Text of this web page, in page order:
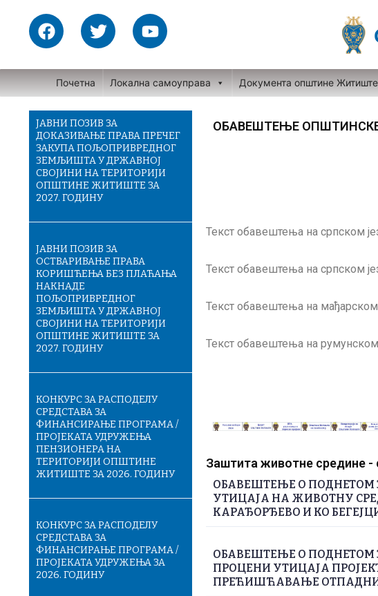
content
F
a
e
b
o
o
k
T
w
t
t
e
r
Y
o
t
u
b
Почетна Локална самоуправа Документа општине Житиште
ЈАВНИ ПОЗИВ ЗА
ДОКАЗИВАЊЕ ПРАВА ПРЕЧЕГ
ЗАКУПА ПОЉОПРИВРЕДНОГ
ЗЕМЉИШТА У ДРЖАВНОЈ
СВОЈИНИ НА ТЕРИТОРИЈИ
ОПШТИНЕ ЖИТИШТЕ ЗА
2027. ГОДИНУ
ЈАВНИ ПОЗИВ ЗА
ОСТВАРИВАЊЕ ПРАВА
КОРИШЋЕЊА БЕЗ ПЛАЋАЊА
НАКНАДЕ
ПОЉОПРИВРЕДНОГ
ЗЕМЉИШТА У ДРЖАВНОЈ
СВОЈИНИ НА ТЕРИТОРИЈИ
ОПШТИНЕ ЖИТИШТЕ ЗА
2027. ГОДИНУ
КОНКУРС ЗА РАСПОДЕЛУ
СРЕДСТАВА ЗА
ФИНАНСИРАЊЕ ПРОГРАМА /
ПРОЈЕКАТА УДРУЖЕЊА
ПЕНЗИОНЕРА НА
ТЕРИТОРИЈИ ОПШТИНЕ
ЖИТИШТЕ ЗА 2026. ГОДИНУ
КОНКУРС ЗА РАСПОДЕЛУ
СРЕДСТАВА ЗА
ФИНАНСИРАЊЕ ПРОГРАМА /
ПРОЈЕКАТА УДРУЖЕЊА ЗА
2026. ГОДИНУ
ОБАВЕШТЕЊЕ ОПШТИНСКЕ
Текст обавештења на српском
Текст обавештења на српском
Текст обавештења на
Текст обавештења на
Заштита животне средине -
ОБАВЕШТЕЊЕ О ПОДНЕТОМ
УТИЦАЈА НА ЖИВОТНУ
КАРАЂОРЂЕВО И КО
ОБАВЕШТЕЊЕ О ПОДНЕТОМ
ПРОЦЕНИ УТИЦАЈА
ПРЕЋИШЋАВАЊЕ